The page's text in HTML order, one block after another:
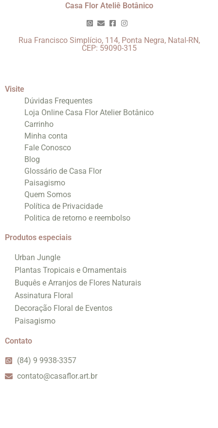
Casa Flor Ateliê Botânico
Rua Francisco Simplício, 114, Ponta Negra, Natal-RN,
CEP: 59090-315
Visite
Dúvidas Frequentes
Loja Online Casa Flor Atelier Botânico
Carrinho
Minha conta
Fale Conosco
Blog
Glossário de Casa Flor
Paisagismo
Quem Somos
Política de Privacidade
Politica de retorno e reembolso
Produtos especiais
Urban Jungle
Plantas Tropicais e Ornamentais
Buquês e Arranjos de Flores Naturais
Assinatura Floral
Decoração Floral de Eventos
Paisagismo
Contato
(84) 9 9938-3357
contato@casaflor.art.br